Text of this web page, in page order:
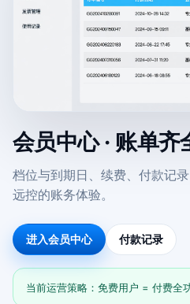
会员中心 · 账单齐
档位与到期日、续费、付款记
远控的账务体验。
进入会员中心 付款记录
当前运营策略：免费用户 = 付费全